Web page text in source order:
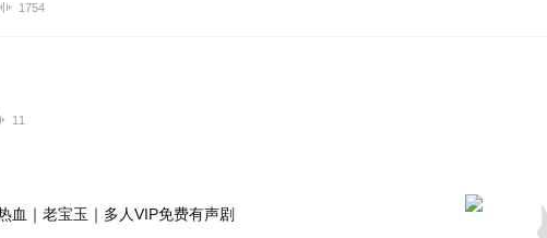
1754
11
血｜老宝玉｜多人VIP免费有声剧